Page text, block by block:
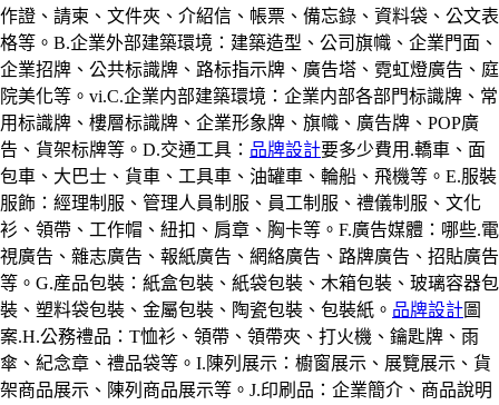
作證、請柬、文件夾、介紹信、帳票、備忘錄、資料袋、公文表
格等。B.企業外部建築環境：建築造型、公司旗幟、企業門面、
企業招牌、公共标識牌、路标指示牌、廣告塔、霓虹燈廣告、庭
院美化等。vi.C.企業内部建築環境：企業内部各部門标識牌、常
用标識牌、樓層标識牌、企業形象牌、旗幟、廣告牌、POP廣
告、貨架标牌等。D.交通工具： 品牌設計要多少費用.轎車、面
包車、大巴士、貨車、工具車、油罐車、輪船、飛機等。E.服裝
服飾：經理制服、管理人員制服、員工制服、禮儀制服、文化
衫、領帶、工作帽、紐扣、肩章、胸卡等。F.廣告媒體：哪些.電
視廣告、雜志廣告、報紙廣告、網絡廣告、路牌廣告、招貼廣告
等。G.産品包裝：紙盒包裝、紙袋包裝、木箱包裝、玻璃容器包
裝、塑料袋包裝、金屬包裝、陶瓷包裝、包裝紙。 品牌設計圖
案.H.公務禮品：T恤衫、領帶、領帶夾、打火機、鑰匙牌、雨
傘、紀念章、禮品袋等。I.陳列展示：櫥窗展示、展覽展示、貨
架商品展示、陳列商品展示等。J.印刷品：企業簡介、商品說明